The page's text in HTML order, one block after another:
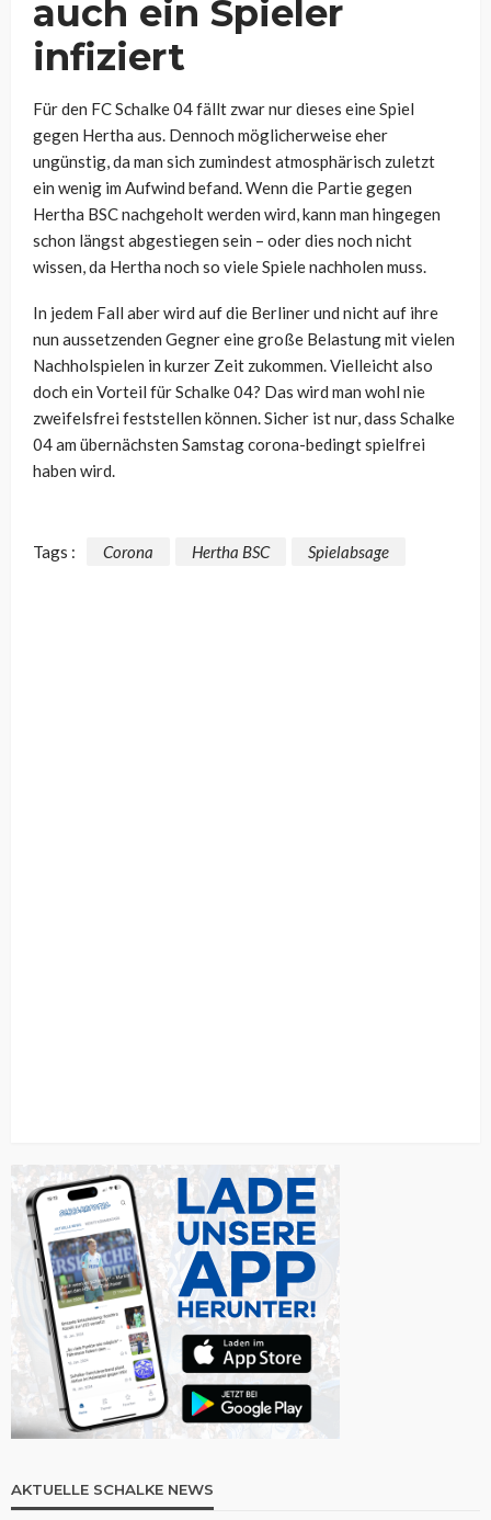
auch ein Spieler
infiziert
Für den FC Schalke 04 fällt zwar nur dieses eine Spiel
gegen Hertha aus. Dennoch möglicherweise eher
ungünstig, da man sich zumindest atmosphärisch zuletzt
ein wenig im Aufwind befand. Wenn die Partie gegen
Hertha BSC nachgeholt werden wird, kann man hingegen
schon längst abgestiegen sein – oder dies noch nicht
wissen, da Hertha noch so viele Spiele nachholen muss.
In jedem Fall aber wird auf die Berliner und nicht auf ihre
nun aussetzenden Gegner eine große Belastung mit vielen
Nachholspielen in kurzer Zeit zukommen. Vielleicht also
doch ein Vorteil für Schalke 04? Das wird man wohl nie
zweifelsfrei feststellen können. Sicher ist nur, dass Schalke
04 am übernächsten Samstag corona-bedingt spielfrei
haben wird.
Tags : Corona Hertha BSC Spielabsage
AKTUELLE SCHALKE NEWS